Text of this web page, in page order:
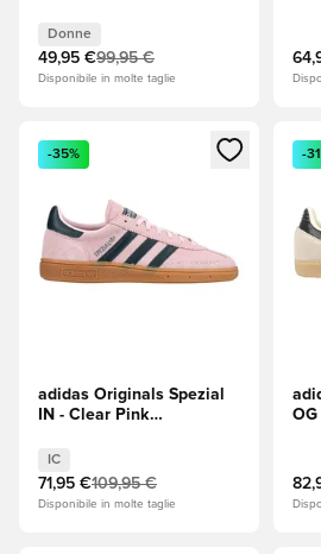
(Bianco)/Inchiostro
preamato Donna
Donne
49,95 €99,95 €
Disponibile in molte taglie
Apre una finestra modale per
-35%
adidas Originals Spezial
IN - Clear Pink
IC
71,95 €109,95 €
Disponibile in molte taglie
-